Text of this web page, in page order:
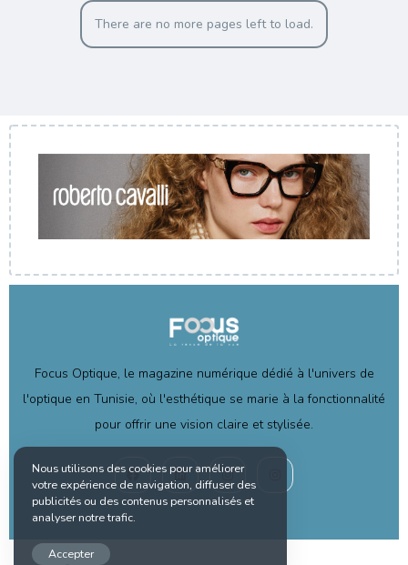
There are no more pages left to load.
Focus Optique, le magazine numérique dédié à l'univers de
l'optique en Tunisie, où l'esthétique se marie à la fonctionnalité
pour offrir une vision claire et stylisée.
Nous utilisons des cookies pour améliorer
votre expérience de navigation, diffuser des
publicités ou des contenus personnalisés et
analyser notre trafic.
Accepter